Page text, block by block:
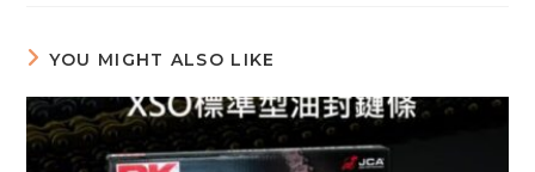
YOU MIGHT ALSO LIKE